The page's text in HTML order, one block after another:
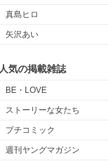
真島ヒロ
矢沢あい
人気の掲載雑誌
BE・LOVE
ストーリーな女たち
プチコミック
週刊ヤングマガジン